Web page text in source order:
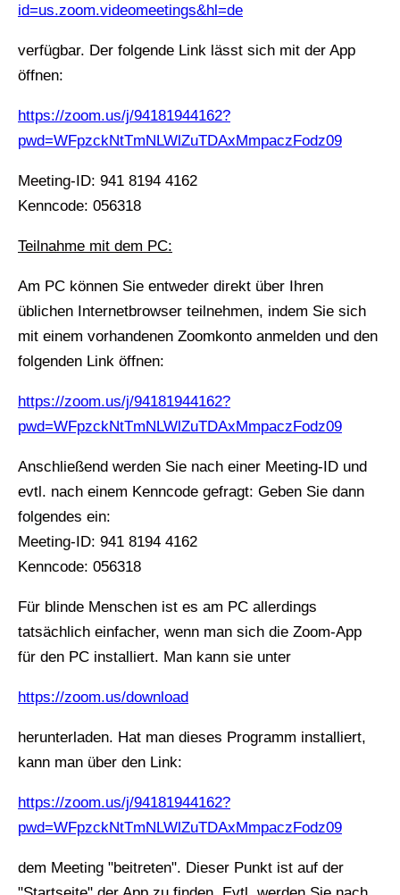
id=us.zoom.videomeetings&hl=de
verfügbar. Der folgende Link lässt sich mit der App
öffnen:
https://zoom.us/j/94181944162?
pwd=WFpzckNtTmNLWlZuTDAxMmpaczFodz09
Meeting-ID: 941 8194 4162
Kenncode: 056318
Teilnahme mit dem PC:
Am PC können Sie entweder direkt über Ihren
üblichen Internetbrowser teilnehmen, indem Sie sich
mit einem vorhandenen Zoomkonto anmelden und den
folgenden Link öffnen:
https://zoom.us/j/94181944162?
pwd=WFpzckNtTmNLWlZuTDAxMmpaczFodz09
Anschließend werden Sie nach einer Meeting-ID und
evtl. nach einem Kenncode gefragt: Geben Sie dann
folgendes ein:
Meeting-ID: 941 8194 4162
Kenncode: 056318
Für blinde Menschen ist es am PC allerdings
tatsächlich einfacher, wenn man sich die Zoom-App
für den PC installiert. Man kann sie unter
https://zoom.us/download
herunterladen. Hat man dieses Programm installiert,
kann man über den Link:
https://zoom.us/j/94181944162?
pwd=WFpzckNtTmNLWlZuTDAxMmpaczFodz09
dem Meeting "beitreten". Dieser Punkt ist auf der